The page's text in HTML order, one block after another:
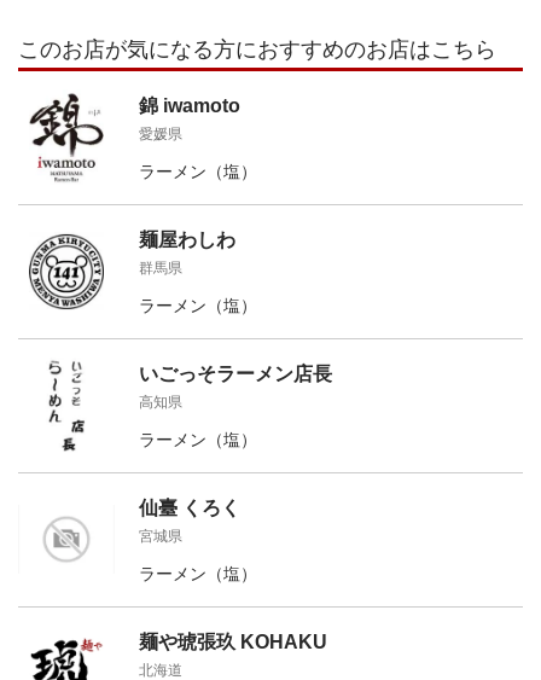
このお店が気になる方におすすめのお店はこちら
錦 iwamoto
愛媛県
ラーメン（塩）
麺屋わしわ
群馬県
ラーメン（塩）
いごっそラーメン店長
高知県
ラーメン（塩）
仙臺 くろく
宮城県
ラーメン（塩）
麺や琥張玖 KOHAKU
北海道